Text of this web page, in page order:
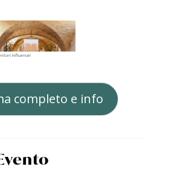
completo e info